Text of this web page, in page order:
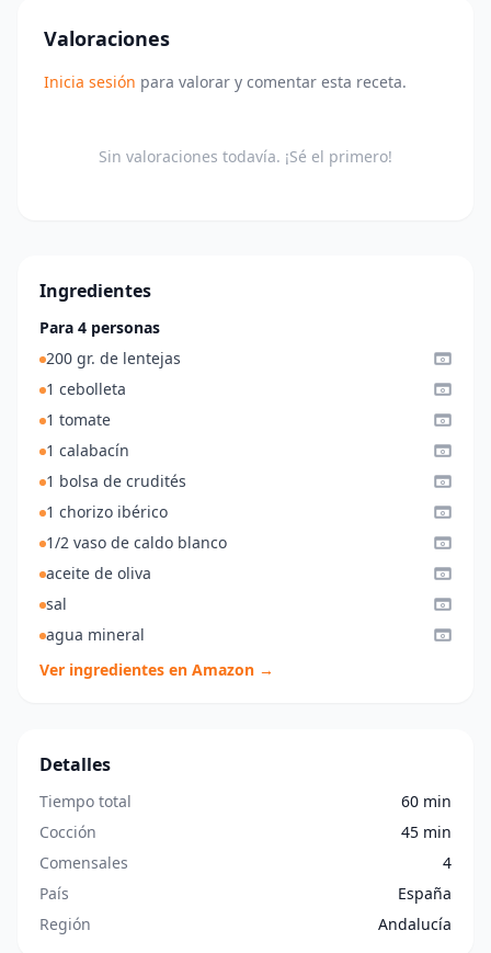
Valoraciones
Inicia sesión para valorar y comentar esta receta.
Sin valoraciones todavía. ¡Sé el primero!
Ingredientes
Para 4 personas
200 gr. de lentejas
1 cebolleta
1 tomate
1 calabacín
1 bolsa de crudités
1 chorizo ibérico
1/2 vaso de caldo blanco
aceite de oliva
sal
agua mineral
Ver ingredientes en Amazon →
Detalles
Tiempo total
60 min
Cocción
45 min
Comensales
4
País
España
Región
Andalucía